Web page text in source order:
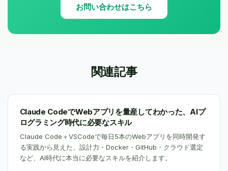
お問い合わせはこちら
関連記事
Claude CodeでWebアプリを量産してわかった、AIプ
ログラミング時代に必要なスキル
Claude Code＋VSCodeで毎日5本のWebアプリを同時開発す
る実践から見えた、設計力・Docker・GitHub・クラウド選定
など、AI時代に本当に必要なスキルを紹介します。